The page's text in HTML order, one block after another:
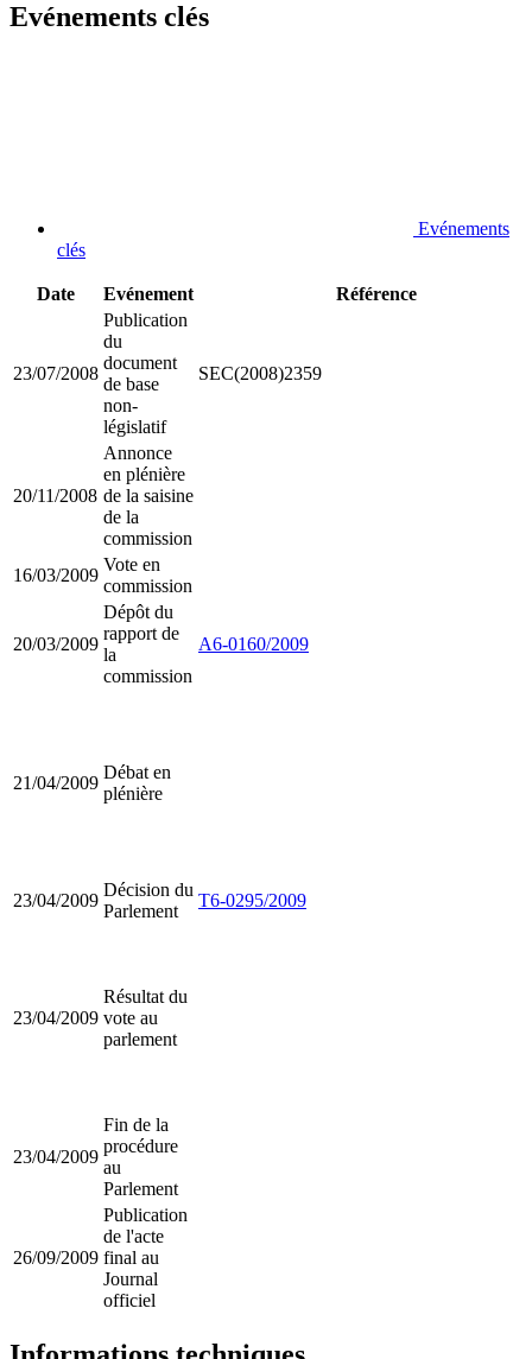
Evénements clés
Evénements
clés
Date Evénement Référence
23/07/2008
Publication
du
document
de base
non-
législatif
SEC(2008)2359
20/11/2008
Annonce
en plénière
de la saisine
de la
commission
16/03/2009
Vote en
commission
20/03/2009
Dépôt du
rapport de
la
commission
A6-0160/2009
21/04/2009
Débat en
plénière
23/04/2009
Décision du
Parlement
T6-0295/2009
23/04/2009
Résultat du
vote au
parlement
23/04/2009
Fin de la
procédure
au
Parlement
26/09/2009
Publication
de l'acte
final au
Journal
officiel